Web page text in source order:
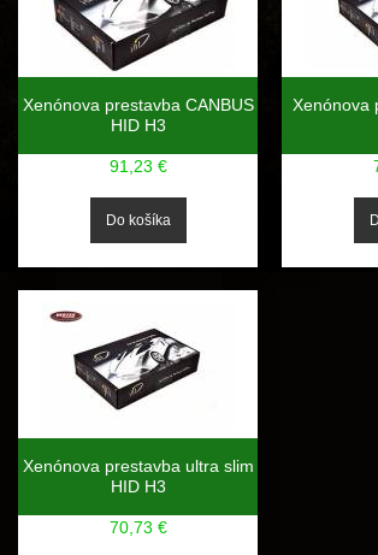
Xenónova prestavba CANBUS
HID H3
91,23 €
Xenónova
Xenónova prestavba ultra slim
HID H3
70,73 €